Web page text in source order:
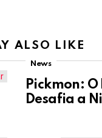
ALSO LIKE
News
Pickmon:
Desafia a